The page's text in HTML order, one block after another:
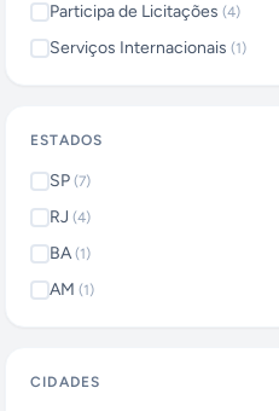
Participa de Licitações (4)
Serviços Internacionais (1)
ESTADOS
SP (7)
RJ (4)
BA (1)
AM (1)
CIDADES